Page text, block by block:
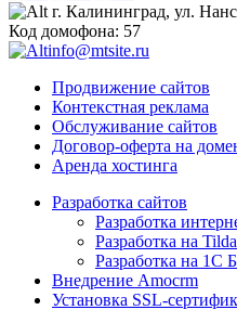
г. Калининград, ул.
Код домофона: 57
info@mtsite.ru
Продвижение сайтов
Контекстная реклама
Обслуживание сайтов
Договор-оферта на
Аренда хостинга
Разработка сайтов
Разработка
Разработка на Tilda
Разработка на 1С
Внедрение Amocrm
Установка SSL-